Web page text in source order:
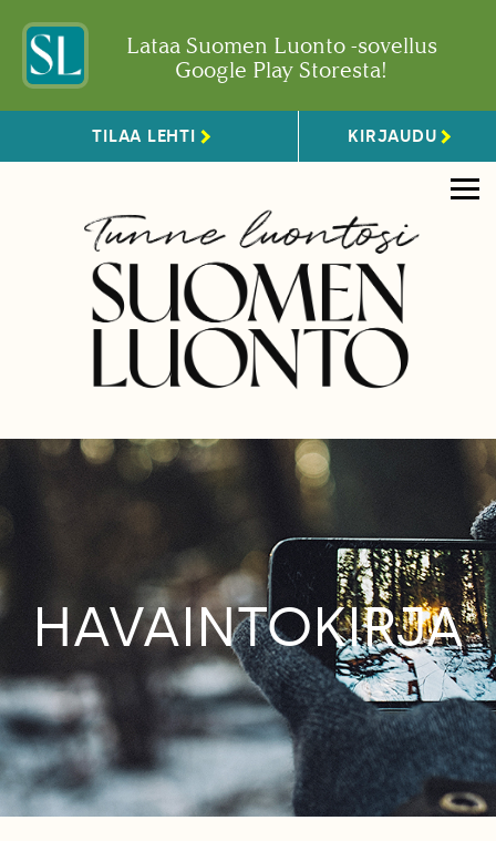
Lataa Suomen Luonto -sovellus
Google Play Storesta!
TILAA LEHTI KIRJAUDU
HAVAINTOKIRJA